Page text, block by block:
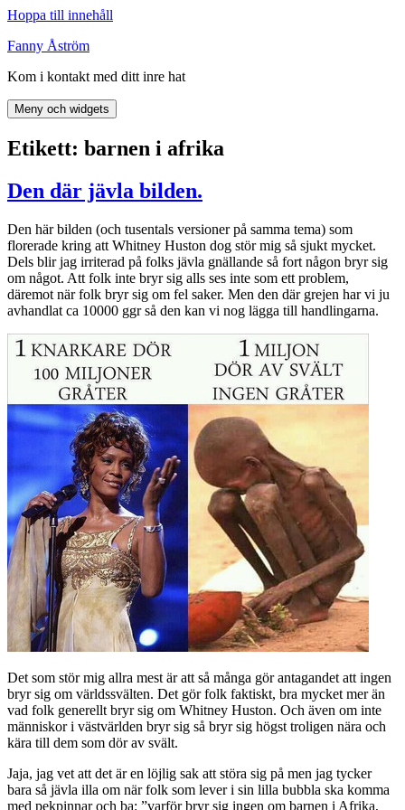
Hoppa till innehåll
Fanny Åström
Kom i kontakt med ditt inre hat
Meny och widgets
Etikett: barnen i afrika
Den där jävla bilden.
Den här bilden (och tusentals versioner på samma tema) som
florerade kring att Whitney Huston dog stör mig så sjukt mycket.
Dels blir jag irriterad på folks jävla gnällande så fort någon bryr sig
om något. Att folk inte bryr sig alls ses inte som ett problem,
däremot när folk bryr sig om fel saker. Men den där grejen har vi ju
avhandlat ca 10000 ggr så den kan vi nog lägga till handlingarna.
Det som stör mig allra mest är att så många gör antagandet att ingen
bryr sig om världssvälten. Det gör folk faktiskt, bra mycket mer än
vad folk generellt bryr sig om Whitney Huston. Och även om inte
människor i västvärlden bryr sig så bryr sig högst troligen nära och
kära till dem som dör av svält.
Jaja, jag vet att det är en löjlig sak att störa sig på men jag tycker
bara så jävla illa om när folk som lever i sin lilla bubbla ska komma
med pekpinnar och ba: ”varför bryr sig ingen om barnen i Afrika,